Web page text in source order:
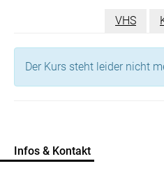
VHS
Der Kurs steht leider nicht
Infos & Kontakt